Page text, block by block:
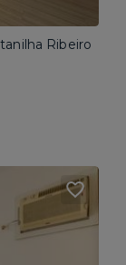
Ribeiro